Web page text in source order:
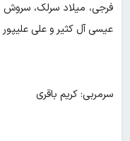
فرجی، میلاد سرلک، سروش
عیسی آل کثیر و علی علیپور
سرمربی: کریم باقری